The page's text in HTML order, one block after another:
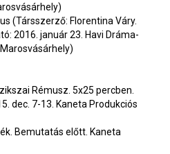
(Társszerző: Florentina Váry.
2016. január 23. Havi Dráma-
Rémusz. 5x25 percben.
dec. 7-13. Kaneta Produkciós
Bemutatás előtt. Kaneta